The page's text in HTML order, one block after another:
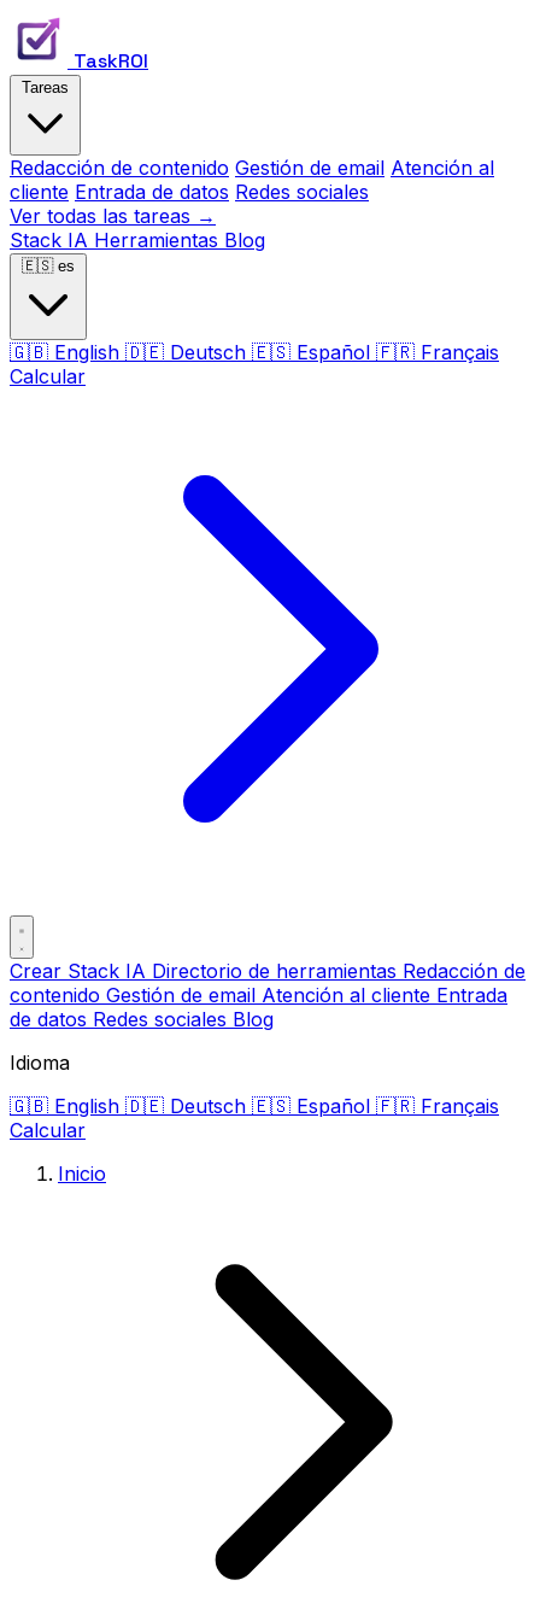
TaskROI
Redacción de contenido Gestión de email Atención al
cliente Entrada de datos Redes sociales
Ver todas las tareas →
Stack IA Herramientas Blog
🇪🇸 es
🇬🇧 English 🇩🇪 Deutsch 🇪🇸 Español 🇫🇷 Français
Calcular
Crear Stack IA Directorio de herramientas Redacción de
contenido Gestión de email Atención al cliente Entrada
de datos Redes sociales Blog
Idioma
🇬🇧 English 🇩🇪 Deutsch 🇪🇸 Español 🇫🇷 Français
Calcular
Inicio